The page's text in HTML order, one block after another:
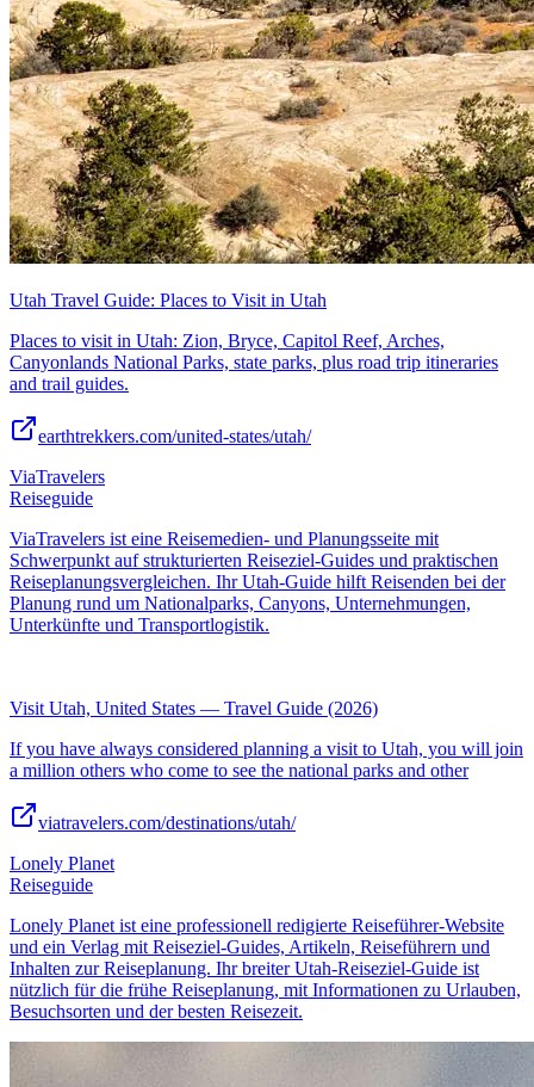
Utah Travel Guide: Places to Visit in Utah
Places to visit in Utah: Zion, Bryce, Capitol Reef, Arches,
Canyonlands National Parks, state parks, plus road trip itineraries
and trail guides.
earthtrekkers.com/united-states/utah/
ViaTravelers
Reiseguide
ViaTravelers ist eine Reisemedien- und Planungsseite mit
Schwerpunkt auf strukturierten Reiseziel-Guides und praktischen
Reiseplanungsvergleichen. Ihr Utah-Guide hilft Reisenden bei der
Planung rund um Nationalparks, Canyons, Unternehmungen,
Unterkünfte und Transportlogistik.
Visit Utah, United States — Travel Guide (2026)
If you have always considered planning a visit to Utah, you will join
a million others who come to see the national parks and other
viatravelers.com/destinations/utah/
Lonely Planet
Reiseguide
Lonely Planet ist eine professionell redigierte Reiseführer-Website
und ein Verlag mit Reiseziel-Guides, Artikeln, Reiseführern und
Inhalten zur Reiseplanung. Ihr breiter Utah-Reiseziel-Guide ist
nützlich für die frühe Reiseplanung, mit Informationen zu Urlauben,
Besuchsorten und der besten Reisezeit.